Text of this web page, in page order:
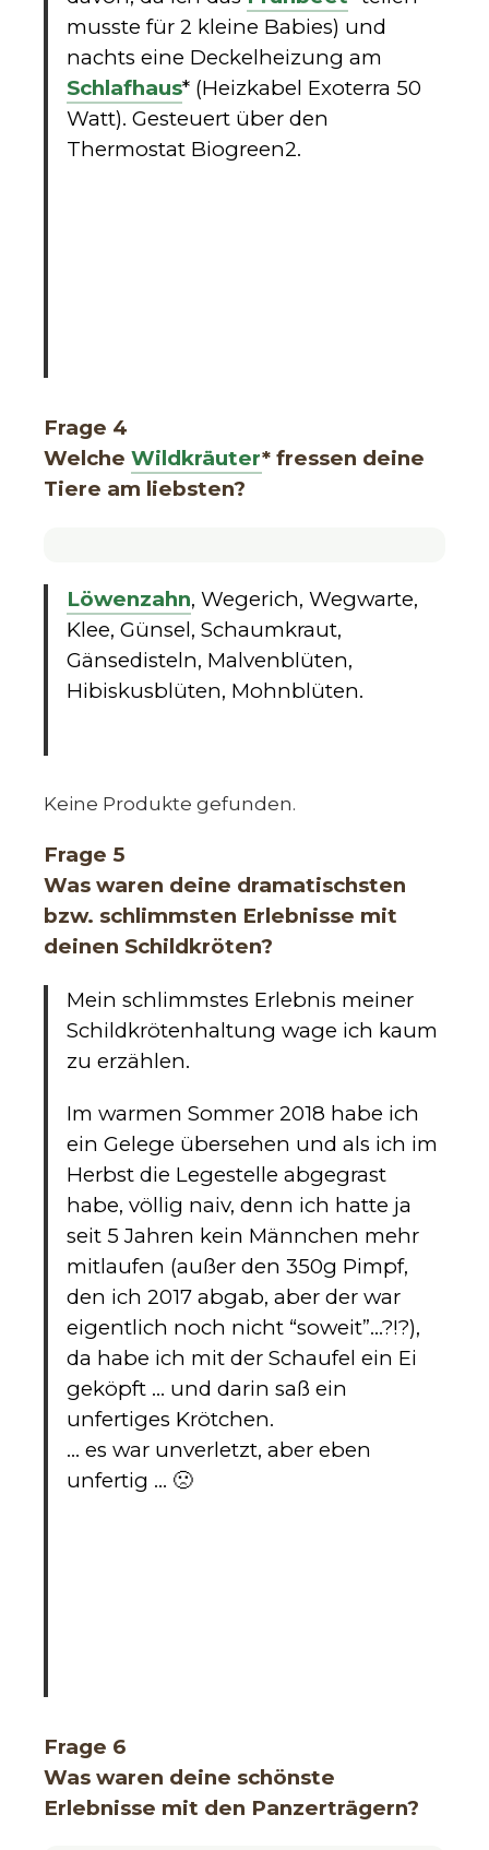
musste für 2 kleine Babies) und
nachts eine Deckelheizung am
Schlafhaus* (Heizkabel Exoterra 50
Watt). Gesteuert über den
Thermostat Biogreen2.
Frage 4
Welche Wildkräuter* fressen deine
Tiere am liebsten?
Löwenzahn, Wegerich, Wegwarte,
Klee, Günsel, Schaumkraut,
Gänsedisteln, Malvenblüten,
Hibiskusblüten, Mohnblüten.
Keine Produkte gefunden.
Frage 5
Was waren deine dramatischsten
bzw. schlimmsten Erlebnisse mit
deinen Schildkröten?
Mein schlimmstes Erlebnis meiner
Schildkrötenhaltung wage ich kaum
zu erzählen.
Im warmen Sommer 2018 habe ich
ein Gelege übersehen und als ich im
Herbst die Legestelle abgegrast
habe, völlig naiv, denn ich hatte ja
seit 5 Jahren kein Männchen mehr
mitlaufen (außer den 350g Pimpf,
den ich 2017 abgab, aber der war
eigentlich noch nicht “soweit”…?!?),
da habe ich mit der Schaufel ein Ei
geköpft … und darin saß ein
unfertiges Krötchen.
… es war unverletzt, aber eben
unfertig … 🙁
Frage 6
Was waren deine schönste
Erlebnisse mit den Panzerträgern?